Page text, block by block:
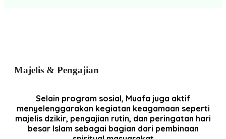
Majelis & Pengajian
Selain program sosial, Muafa juga aktif
menyelenggarakan kegiatan keagamaan seperti
majelis dzikir, pengajian rutin, dan peringatan hari
besar Islam sebagai bagian dari pembinaan